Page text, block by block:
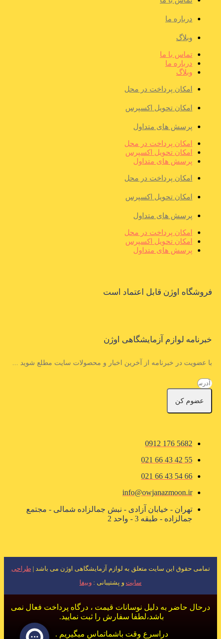
درباره ما
وبلاگ
تماس با ما
درباره ما
وبلاگ
امکان پرداخت در محل
امکان تحویل اکسپرس
پرسش های متداول
امکان پرداخت در محل
امکان تحویل اکسپرس
پرسش های متداول
امکان پرداخت در محل
امکان تحویل اکسپرس
پرسش های متداول
امکان پرداخت در محل
امکان تحویل اکسپرس
پرسش های متداول
فروشگاه اوژن قابل اعتماد است
خبرنامه لوازم آزمایشگاهی اوژن
با عضویت در خبرنامه از آخرین اخبار و محصولات سایت مطلع شوید ...
عضوم کن
5682 176 0912
55 42 43 66 021
66 54 43 66 021
info@owjanazmoon.ir
تهران - خیابان آزادی - نبش جمالزاده شمالی - مجتمع
جمالزاده - طبقه 3 - واحد 2
تمامی حقوق این سایت متعلق به لوازم آزمایشگاهی اوژن می باشد |طراحی
سایت و پشتیبانی : وبیفا
درحال حاضر به دلیل نوسانات قیمت ، درگاه پرداخت فعال نمی
باشد،لطفا سفارش را ثبت نمایید.
دراسرع وقت باشماتماس میگیریم .